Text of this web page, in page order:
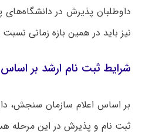
داوطلبان پذیرش در دانشگاه‌های
نیز باید در همین بازه زمانی
شرایط ثبت نام ارشد بر
بر اساس اعلام سازمان سنجش،
ثبت نام و پذیرش در این مرحله